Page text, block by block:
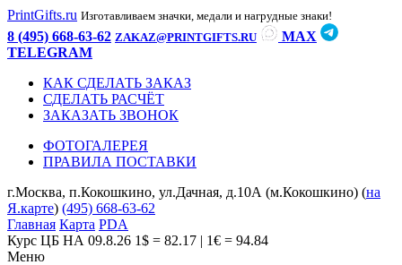
PrintGifts.ru Изготавливаем значки, медали и нагрудные знаки!
8 (495) 668-63-62 ZAKAZ@PRINTGIFTS.RU
MAX
TELEGRAM
КАК СДЕЛАТЬ ЗАКАЗ
СДЕЛАТЬ РАСЧЁТ
ЗАКАЗАТЬ ЗВОНОК
ФОТОГАЛЕРЕЯ
ПРАВИЛА ПОСТАВКИ
г.Москва, п.Кокошкино, ул.Дачная, д.10А (м.Кокошкино) (на
Я.карте) (495) 668-63-62
Главная Карта PDA
Курс ЦБ НА 09.8.26 1$ = 82.17 | 1€ = 94.84
Меню